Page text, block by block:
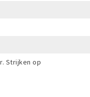
Strijken op